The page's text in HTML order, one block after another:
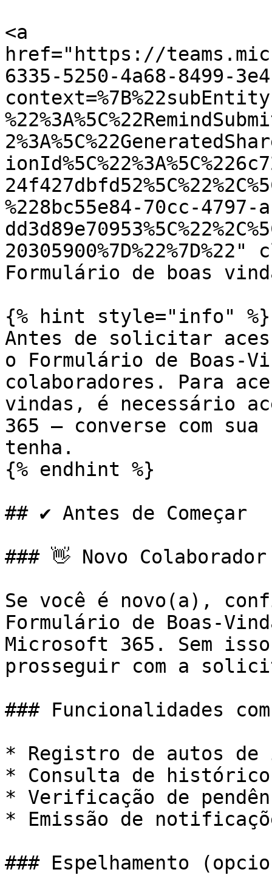
<a
href="https://
6335-5250-4a68-8499-
%228bc55e84-70cc-4797-
Formulário de boas
{% hint style="info" %}
Antes de solicitar
o Formulário de Boas-
colaboradores. Para
vindas, é necessário
365 — converse com
tenha.
{% endhint %}
## ✔️ Antes de Começar
### 👋 Novo Colaborador
Se você é novo(a),
Formulário de Boas-
Microsoft 365. Sem
prosseguir com a
### Funcionalidades
* Registro de autos de
* Consulta de
* Verificação de
* Emissão de
### Espelhamento